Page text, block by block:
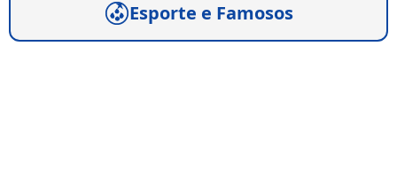
Esporte e Famosos